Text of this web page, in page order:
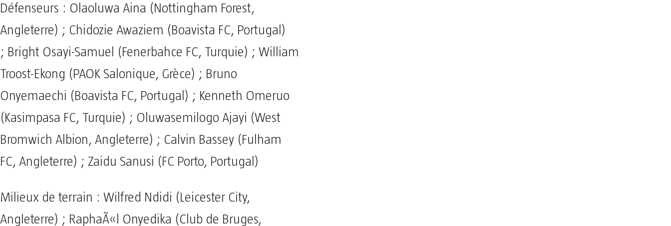
Défenseurs : Olaoluwa Aina (Nottingham Forest,
Angleterre) ; Chidozie Awaziem (Boavista FC, Portugal)
; Bright Osayi-Samuel (Fenerbahce FC, Turquie) ; William
Troost-Ekong (PAOK Salonique, Grèce) ; Bruno
Onyemaechi (Boavista FC, Portugal) ; Kenneth Omeruo
(Kasimpasa FC, Turquie) ; Oluwasemilogo Ajayi (West
Bromwich Albion, Angleterre) ; Calvin Bassey (Fulham
FC, Angleterre) ; Zaidu Sanusi (FC Porto, Portugal)
Milieux de terrain : Wilfred Ndidi (Leicester City,
Angleterre) ; RaphaÃ«l Onyedika (Club de Bruges,